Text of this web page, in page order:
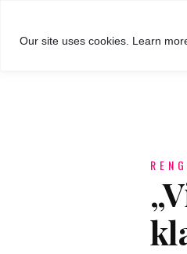
Our site uses cookies. Learn